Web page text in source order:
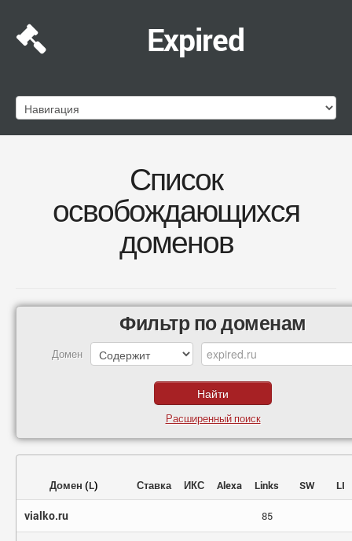
Expired
Список
освобождающихся
доменов
Фильтр по доменам
Домен
Расширенный поиск
Домен (L) Ставка ИКС Alexa Links SW LI
vialko.ru 85